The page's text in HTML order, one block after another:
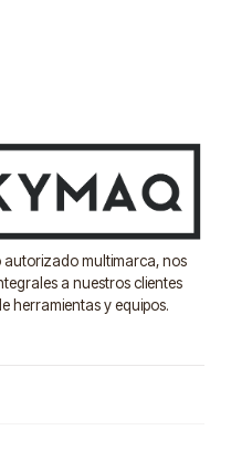
autorizado multimarca, nos
a nuestros clientes
herramientas y equipos.